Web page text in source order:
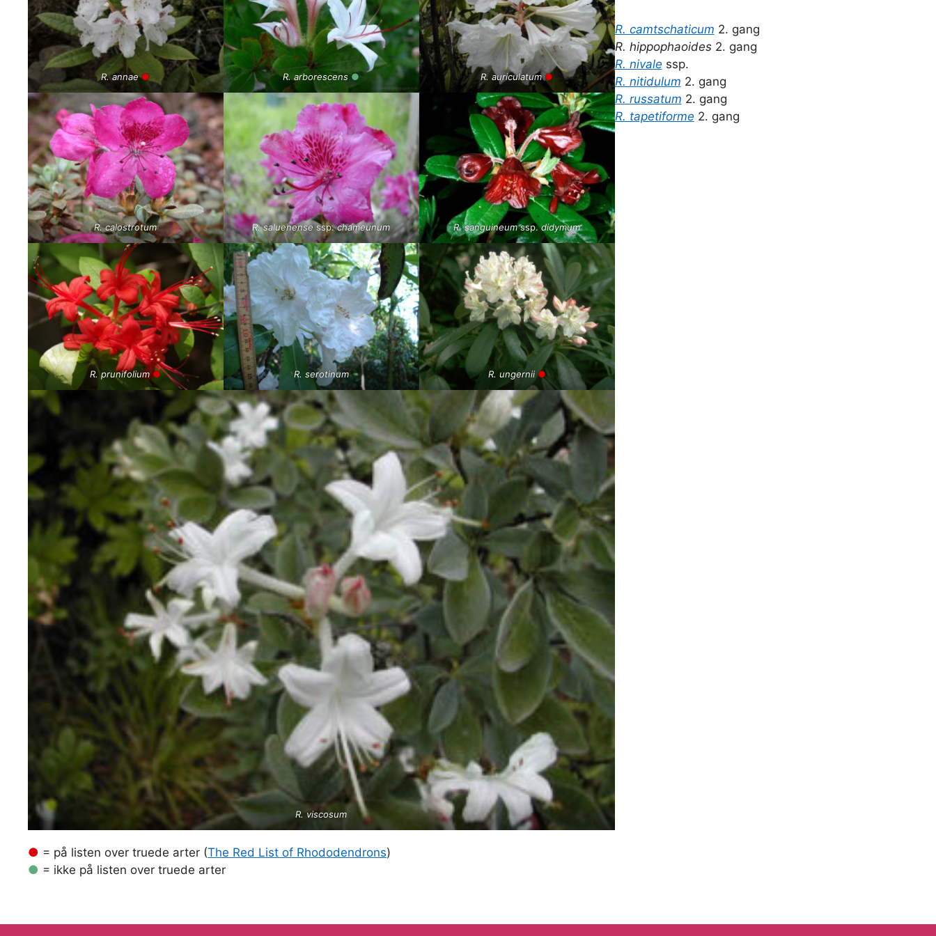
R. annae ● R. arborescens ● R. auriculatum ●
R. calostrotum R. saluenensessp.chameunum R. sanguineumssp.didymum
R. prunifolium ● R. serotinum R. ungernii ●
R. viscosum
● = på listen over truede arter (The Red List of Rhododendrons)
● = ikke på listen over truede arter
R. camtschaticum 2. gang
R. hippophaoides2. gang
R. nivale ssp.
R. nitidulum 2. gang
R. russatum 2. gang
R. tapetiforme 2. gang